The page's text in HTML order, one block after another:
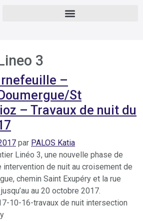
3
–
St
– Travaux de nuit du
par PALOS Katia
Linéo 3, une nouvelle phase de
intervention de nuit au croisement de
chemin Saint Exupéry et la rue
au 20 octobre 2017.
10-16-travaux de nuit intersection